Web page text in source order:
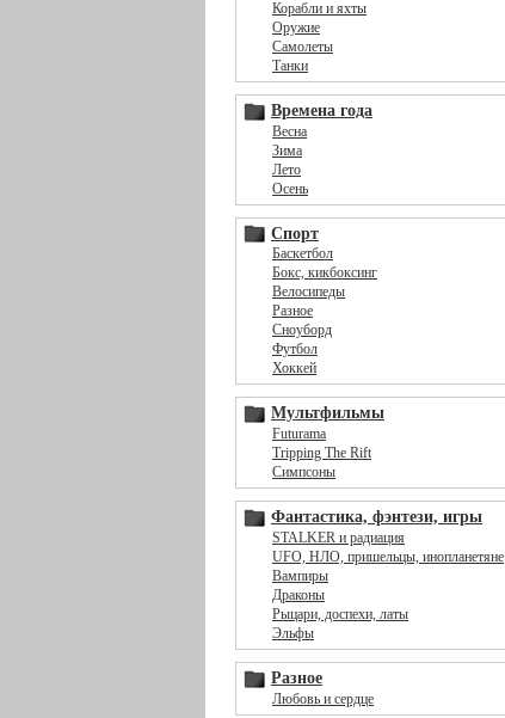
Корабли и яхты
Оружие
Самолеты
Танки
Времена года
Весна
Зима
Лето
Осень
Спорт
Баскетбол
Бокс, кикбоксинг
Велосипеды
Разное
Сноуборд
Футбол
Хоккей
Мультфильмы
Futurama
Tripping The Rift
Симпсоны
Фантастика, фэнтези, игры
STALKER и радиация
UFO, НЛО, пришельцы, инопланетяне
Вампиры
Драконы
Рыцари, доспехи, латы
Эльфы
Разное
Любовь и сердце